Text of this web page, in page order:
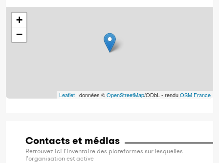
+
−
Leaflet | données ©OpenStreetMap/ODbL - renduOSM France
Contacts et médias
Retrouvez ici l'inventaire des plateformes sur lesquelles
l'organisation est active